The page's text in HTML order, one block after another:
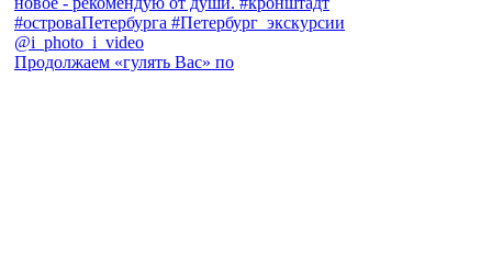
Продолжаем «гулять Вас» по